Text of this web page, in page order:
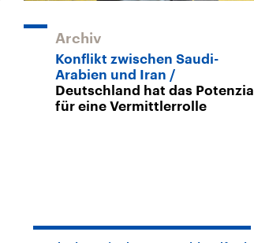
Archiv
Konflikt zwischen Saudi-
Arabien und Iran
Deutschland hat das Potenzial
für eine Vermittlerrolle